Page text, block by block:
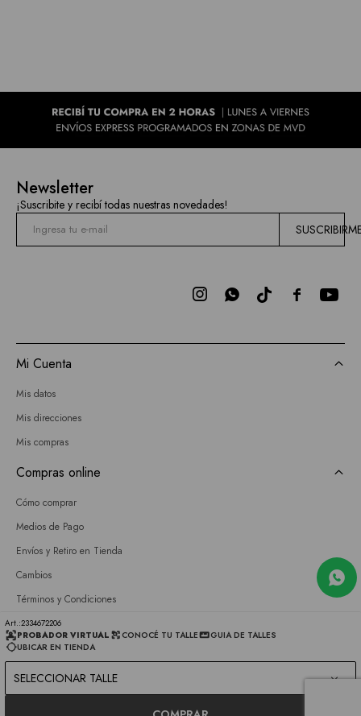
2334672206
PROBADOR VIRTUAL
CONOCÉ TU TALLE
GUIA DE TALLES
UBICAR EN TIENDA
SELECCIONAR TALLE
Newsletter
¡Suscribite y recibí todas nuestras novedades!

 
Mi Cuenta
Mis datos
Mis direcciones
Mis compras
Compras online
Cómo comprar
Medios de Pago
Envíos y Retiro en Tienda
Cambios
Términos y Condiciones
GIFT CARD
Empresa
Sobre nosotros